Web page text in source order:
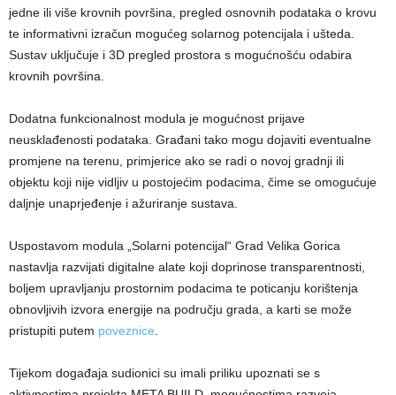
jedne ili više krovnih površina, pregled osnovnih podataka o krovu
te informativni izračun mogućeg solarnog potencijala i ušteda.
Sustav uključuje i 3D pregled prostora s mogućnošću odabira
krovnih površina.
​Dodatna funkcionalnost modula je mogućnost prijave
neusklađenosti podataka. Građani tako mogu dojaviti eventualne
promjene na terenu, primjerice ako se radi o novoj gradnji ili
objektu koji nije vidljiv u postojećim podacima, čime se omogućuje
daljnje unaprjeđenje i ažuriranje sustava.
Uspostavom modula „Solarni potencijal“ Grad Velika Gorica
nastavlja razvijati digitalne alate koji doprinose transparentnosti,
boljem upravljanju prostornim podacima te poticanju korištenja
obnovljivih izvora energije na području grada, a karti se može
pristupiti putem poveznice.
Tijekom događaja sudionici su imali priliku upoznati se s